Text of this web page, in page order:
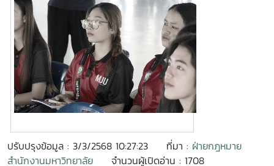
ปรับปรุงข้อมูล : 3/3/2568 10:27:23 ที่มา : ฝ่ายกฎหมาย
สำนักงานมหาวิทยาลัย
จำนวนผู้เปิดอ่าน : 1708